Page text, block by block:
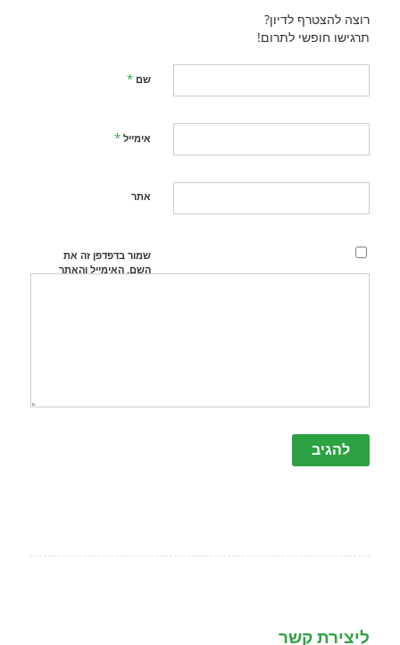
רוצה להצטרף לדיון?
תרגישו חופשי לתרום!
שם *
אימייל *
אתר
שמור בדפדפן זה את
השם, האימייל והאתר
ליצירת קשר